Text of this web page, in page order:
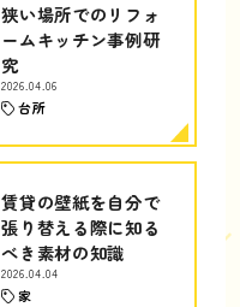
狭い場所でのリフォ
ームキッチン事例研
究
2026.04.06
台所
賃貸の壁紙を自分で
張り替える際に知る
べき素材の知識
2026.04.04
家